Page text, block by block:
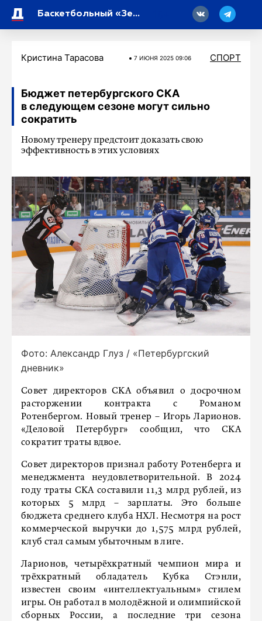
Баскетбольный «Зенит» проиграл ЦСКА в пятом матче финальной серии Единой лиги ВТБ
Кристина Тарасова 7 ИЮНЯ 2025 09:06 СПОРТ
Бюджет петербургского СКА
в следующем сезоне могут сильно
сократить
Новому тренеру предстоит доказать свою
эффективность в этих условиях
Фото: Александр Глуз / «Петербургский
дневник»
Совет директоров СКА объявил о досрочном
расторжении контракта с Романом
Ротенбергом. Новый тренер – Игорь Ларионов.
«Деловой Петербург» сообщил, что СКА
сократит траты вдвое.
Совет директоров признал работу Ротенберга и
менеджмента неудовлетворительной. В 2024
году траты СКА составили 11,3 млрд рублей, из
которых 5 млрд – зарплаты. Это больше
бюджета среднего клуба НХЛ. Несмотря на рост
коммерческой выручки до 1,575 млрд рублей,
клуб стал самым убыточным в лиге.
Ларионов, четырёхкратный чемпион мира и
трёхкратный обладатель Кубка Стэнли,
известен своим «интеллектуальным» стилем
игры. Он работал в молодёжной и олимпийской
сборных России, а последние три сезона